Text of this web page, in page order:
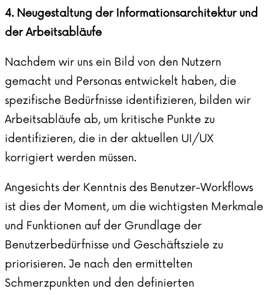
4. Neugestaltung der Informationsarchitektur und
der Arbeitsabläufe
Nachdem wir uns ein Bild von den Nutzern
gemacht und Personas entwickelt haben, die
spezifische Bedürfnisse identifizieren, bilden wir
Arbeitsabläufe ab, um kritische Punkte zu
identifizieren, die in der aktuellen UI/UX
korrigiert werden müssen.
Angesichts der Kenntnis des Benutzer-Workflows
ist dies der Moment, um die wichtigsten Merkmale
und Funktionen auf der Grundlage der
Benutzerbedürfnisse und Geschäftsziele zu
priorisieren. Je nach den ermittelten
Schmerzpunkten und den definierten